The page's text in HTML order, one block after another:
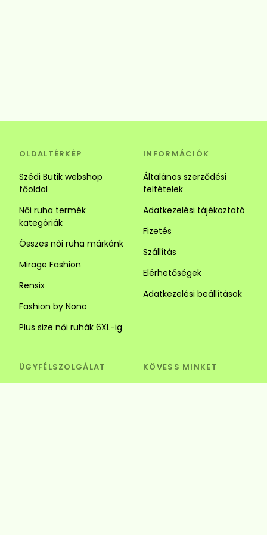
OLDALTÉRKÉP
Szédi Butik webshop
főoldal
Női ruha termék
kategóriák
Összes női ruha márkánk
Mirage Fashion
Rensix
Fashion by Nono
Plus size női ruhák 6XL-ig
INFORMÁCIÓK
Általános szerződési
feltételek
Adatkezelési tájékoztató
Fizetés
Szállítás
Elérhetőségek
Adatkezelési beállítások
ÜGYFÉLSZOLGÁLAT KÖVESS MINKET